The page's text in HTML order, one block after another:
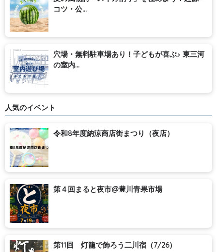
コツ・公...
穴場・無料駐車場あり！子どもが喜ぶ♪ 東三河
の室内...
人気のイベント
令和8年度納涼商店街まつり（夜店）
第４回まると夜市@豊川青果市場
第11回 灯籠で飾ろう二川宿（7/26）